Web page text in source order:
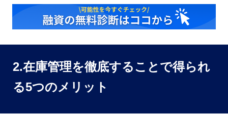
2.在庫管理を徹底することで得られ
る5つのメリット